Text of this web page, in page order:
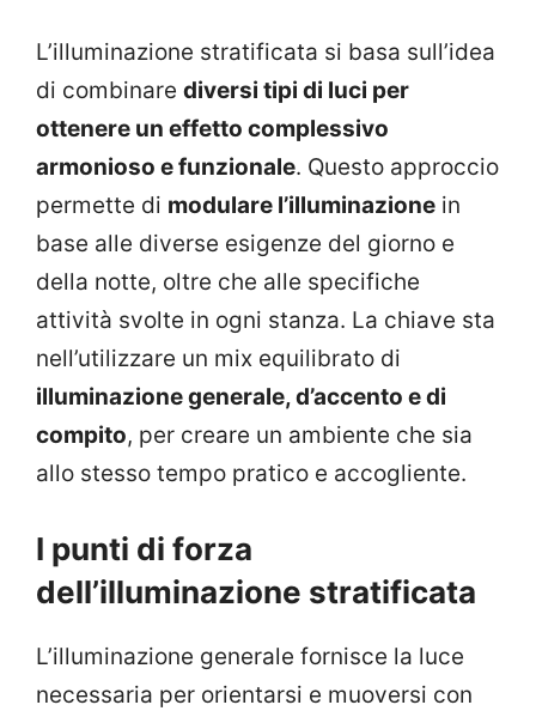
L’illuminazione stratificata si basa sull’idea
di combinare diversi tipi di luci per
ottenere un effetto complessivo
armonioso e funzionale. Questo approccio
permette di modulare l’illuminazione in
base alle diverse esigenze del giorno e
della notte, oltre che alle specifiche
attività svolte in ogni stanza. La chiave sta
nell’utilizzare un mix equilibrato di
illuminazione generale, d’accento e di
compito, per creare un ambiente che sia
allo stesso tempo pratico e accogliente.
I punti di forza
dell’illuminazione stratificata
L’illuminazione generale fornisce la luce
necessaria per orientarsi e muoversi con